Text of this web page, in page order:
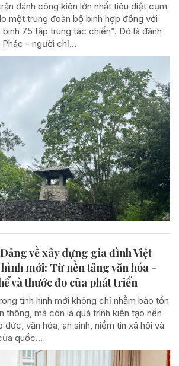
đánh công kiên lớn nhất tiêu diệt cụm
một trung đoàn bộ binh hợp đồng với
75 tập trung tác chiến”. Đó là đánh
- người chỉ...
về xây dựng gia đình Việt
mới: Từ nền tảng văn hóa -
và thước đo của phát triển
tình hình mới không chỉ nhằm bảo tồn
thống, mà còn là quá trình kiến tạo nền
văn hóa, an sinh, niềm tin xã hội và
quốc...